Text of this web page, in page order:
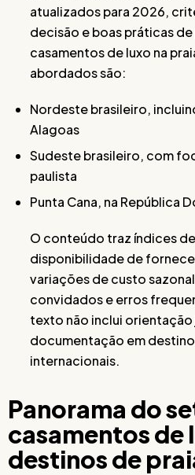
atualizados para 2026,
decisão e boas práticas
casamentos de luxo na
abordados são:
Nordeste brasileiro,
Alagoas
Sudeste brasileiro, com
paulista
Punta Cana, na República
O conteúdo traz índices
disponibilidade de
variações de custo
convidados e erros
texto não inclui
documentação em
internacionais.
Panorama do
casamentos de
destinos de